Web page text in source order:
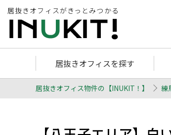
居抜きオフィスがきっとみつかる
居抜きオフィスを探す
居抜きオフィス物件の【INUKIT！】 練